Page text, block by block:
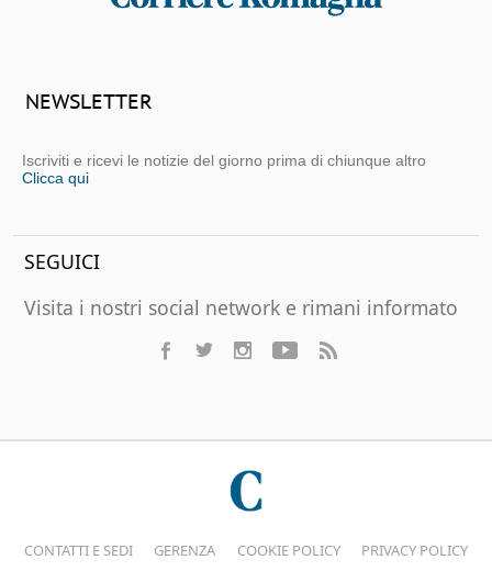
NEWSLETTER
Iscriviti e ricevi le notizie del giorno prima di chiunque altro
Clicca qui
SEGUICI
Visita i nostri social network e rimani informato
CONTATTI E SEDI GERENZA COOKIE POLICY
PRIVACY POLICY